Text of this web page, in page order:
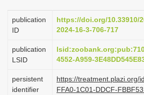
t
i
o
n
publication
ID
https://doi.org/10.33910/
2024-16-3-706-717
publication
LSID
4552-A959-
persistent
identifier
https://treatment.plazi.org/
FFA0-1C01-DDCF-